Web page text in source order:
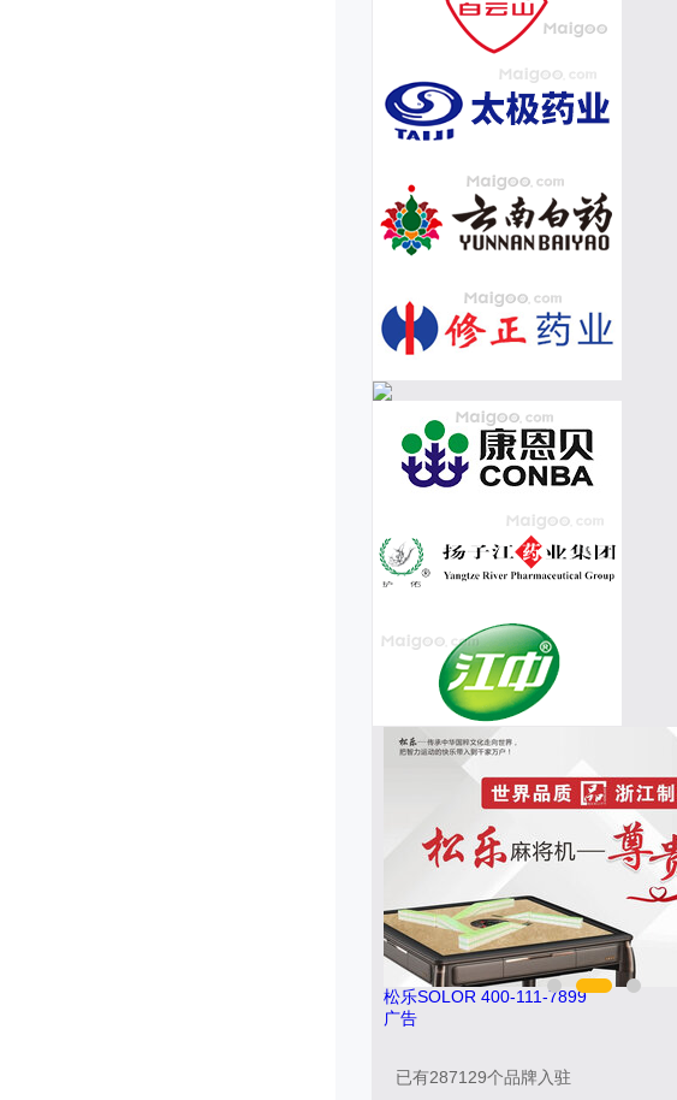
松乐SOLOR 400-111-7899
广告
已有287129个品牌入驻